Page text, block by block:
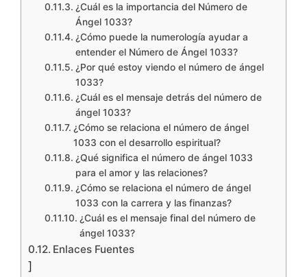
¿Cuál es la importancia del Número de
Ángel 1033?
¿Cómo puede la numerología ayudar a
entender el Número de Ángel 1033?
¿Por qué estoy viendo el número de ángel
1033?
¿Cuál es el mensaje detrás del número de
ángel 1033?
¿Cómo se relaciona el número de ángel
1033 con el desarrollo espiritual?
¿Qué significa el número de ángel 1033
para el amor y las relaciones?
¿Cómo se relaciona el número de ángel
1033 con la carrera y las finanzas?
¿Cuál es el mensaje final del número de
ángel 1033?
Enlaces Fuentes
]